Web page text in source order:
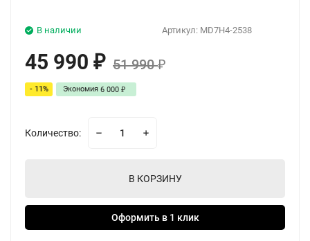
Артикул: MD7H4-2538
В наличии
45 990 ₽ 51 990₽
- 11% Экономия 6 000 ₽
Количество:
В КОРЗИНУ
Оформить в 1 клик